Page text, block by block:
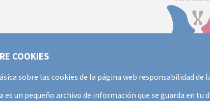
COOKIES
sobre las cookies de la página web responsabilidad de la
un pequeño archivo de información que se guarda en